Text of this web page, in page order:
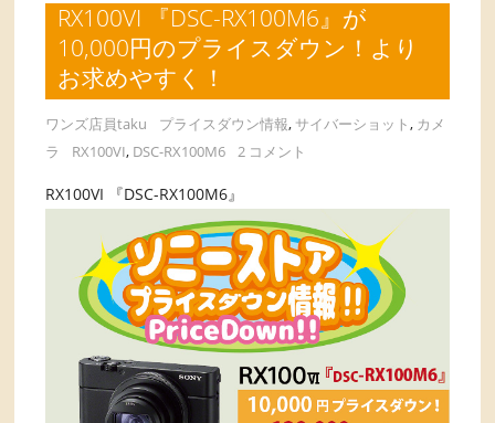
RX100VI 『DSC-RX100M6』が
10,000円のプライスダウン！より
お求めやすく！
ワンズ店員taku プライスダウン情報, サイバーショット, カメ
ラ
RX100VI, DSC-RX100M6 2 コメント
RX100VI 『DSC-RX100M6』